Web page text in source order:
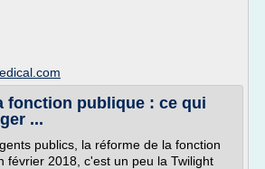
fonction publique : ce qui
...
publics, la réforme de la fonction
février 2018, c'est un peu la Twilight